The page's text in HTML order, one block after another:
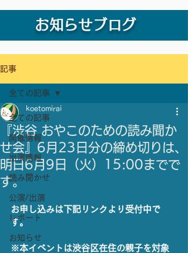
お知らせブログ
記事
全ての記事
開催情報
出演情報
読み聞かせ
公演/出演
レポート
お知らせ
全ての記事
『渋谷 おやこのための読み聞か
せ会』6月23日分の締め切りは、
明日6月9日（火）15:00までで
す。
koetomirai
お申し込みは下記リンクより受付中で
す。
※本イベントは渋谷区在住の親子を対象